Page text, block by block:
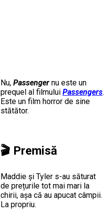
Nu, Passenger nu este un
prequel al filmului Passengers.
Este un film horror de sine
stătător.
🎬 Premisă
Maddie și Tyler s-au săturat
de prețurile tot mai mari la
chirii, așa că au apucat câmpii.
La propriu.